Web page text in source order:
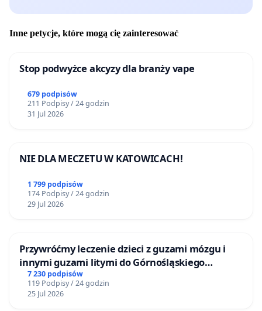
Inne petycje, które mogą cię zainteresować
Stop podwyżce akcyzy dla branży vape
679 podpisów
211 Podpisy / 24 godzin
31 Jul 2026
NIE DLA MECZETU W KATOWICACH!
1 799 podpisów
174 Podpisy / 24 godzin
29 Jul 2026
Przywróćmy leczenie dzieci z guzami mózgu i
innymi guzami litymi do Górnośląskiego
Centrum Zdrowia Dziecka w Katowicach
7 230 podpisów
119 Podpisy / 24 godzin
25 Jul 2026